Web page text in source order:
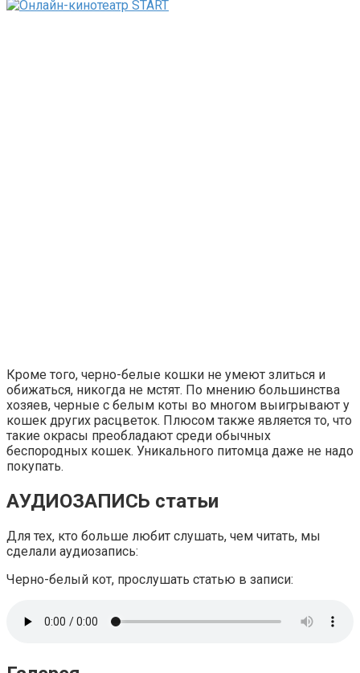
Кроме того, черно-белые кошки не умеют злиться и
обижаться, никогда не мстят. По мнению большинства
хозяев, черные с белым коты во многом выигрывают у
кошек других расцветок. Плюсом также является то, что
такие окрасы преобладают среди обычных
беспородных кошек. Уникального питомца даже не надо
покупать.
АУДИОЗАПИСЬ статьи
Для тех, кто больше любит слушать, чем читать, мы
сделали аудиозапись:
Черно-белый кот, прослушать статью в записи: